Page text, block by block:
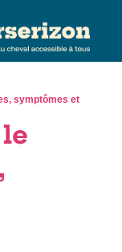
symptômes et